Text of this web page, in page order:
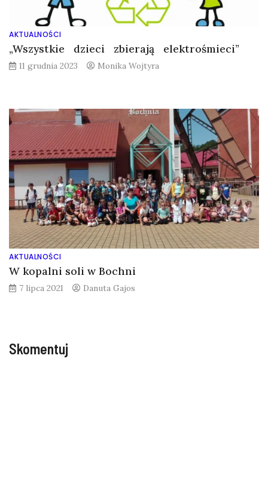
AKTUALNOŚCI
„Wszystkie dzieci zbierają elektrośmieci”
11 grudnia 2023 Monika Wojtyra
AKTUALNOŚCI
W kopalni soli w Bochni
7 lipca 2021 Danuta Gajos
Skomentuj